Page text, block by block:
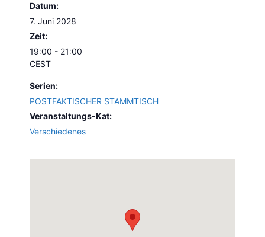
Datum:
7. Juni 2028
Zeit:
19:00 - 21:00
CEST
Serien:
POSTFAKTISCHER STAMMTISCH
Veranstaltungs-Kat:
Verschiedenes